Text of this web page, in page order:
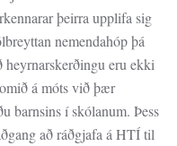
þeirra upplifa sig
nemendahóp þá
eru ekki
á móts við þær
barnsins í skólanum. Þess
að ráðgjafa á HTÍ til